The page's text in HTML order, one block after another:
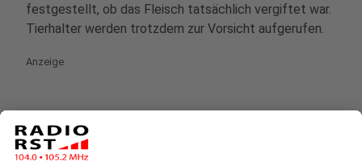
festgestellt, ob das Fleisch tatsächlich vergiftet war.
Tierhalter werden trotzdem zur Vorsicht aufgerufen.
Anzeige
In Münster leben so viele Menschen wie noch nie.